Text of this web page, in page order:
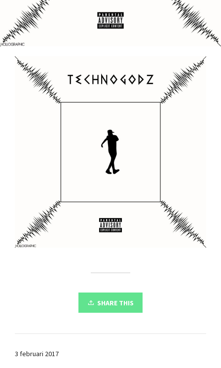
SHARE THIS
3 februari 2017